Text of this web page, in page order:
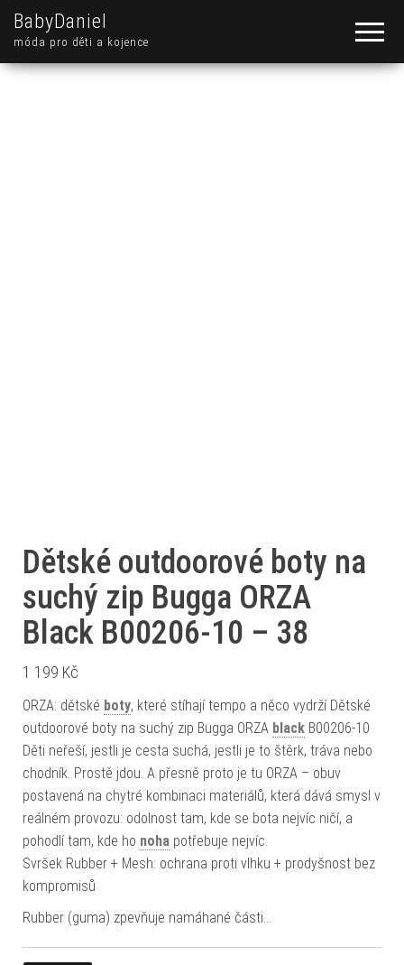
BabyDaniel
móda pro děti a kojence
Dětské outdoorové boty na
suchý zip Bugga ORZA
Black B00206-10 – 38
1 199 Kč
ORZA: dětské boty, které stíhají tempo a něco vydrží Dětské
outdoorové boty na suchý zip Bugga ORZA black B00206-10
Děti neřeší, jestli je cesta suchá, jestli je to štěrk, tráva nebo
chodník. Prostě jdou. A přesně proto je tu ORZA – obuv
postavená na chytré kombinaci materiálů, která dává smysl v
reálném provozu: odolnost tam, kde se bota nejvíc ničí, a
pohodlí tam, kde ho noha potřebuje nejvíc.
Svršek Rubber + Mesh: ochrana proti vlhku + prodyšnost bez
kompromisů
Rubber (guma) zpevňuje namáhané části…